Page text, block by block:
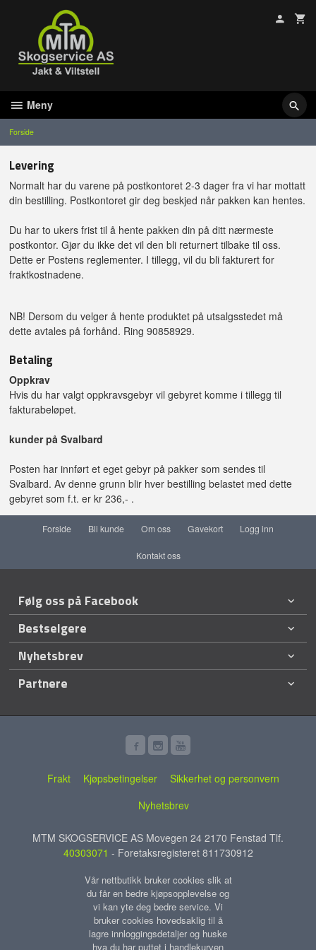
innholdet
Meny
Forside
Levering
Normalt har du varene på postkontoret 2-3 dager fra vi har mottatt
din bestilling. Postkontoret gir deg beskjed når pakken kan hentes.
Du har to ukers frist til å hente pakken din på ditt nærmeste
postkontor. Gjør du ikke det vil den bli returnert tilbake til oss.
Dette er Postens reglementer. I tillegg, vil du bli fakturert for
fraktkostnadene.
NB! Dersom du velger å hente produktet på utsalgsstedet må
dette avtales på forhånd. Ring 90858929.
Betaling
Oppkrav
Hvis du har valgt oppkravsgebyr vil gebyret komme i tillegg til
fakturabeløpet.
kunder på Svalbard
Posten har innført et eget gebyr på pakker som sendes til
Svalbard. Av denne grunn blir hver bestilling belastet med dette
gebyret som f.t. er kr 236,- .
Forside Bli kunde Om oss Gavekort Logg inn
Kontakt oss
Følg oss på Facebook
Bestselgere
Nyhetsbrev
Partnere
Frakt Kjøpsbetingelser
Sikkerhet og personvern
Nyhetsbrev
MTM SKOGSERVICE AS Movegen 24 2170 Fenstad Tlf.
40303071 - Foretaksregisteret 811730912
Vår nettbutikk bruker cookies slik at
du får en bedre kjøpsopplevelse og
vi kan yte deg bedre service. Vi
bruker cookies hovedsaklig til å
lagre innloggingsdetaljer og huske
hva du har puttet i handlekurven